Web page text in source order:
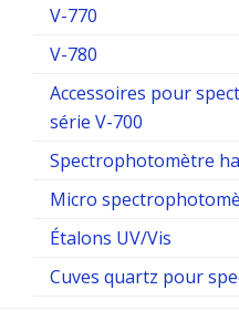
V-770
V-780
Accessoires pour
série V-700
Spectrophotomètre
Micro
Étalons UV/Vis
Cuves quartz pour